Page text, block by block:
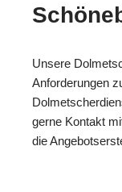
Unsere
Anforderungen
gerne Kontakt
die